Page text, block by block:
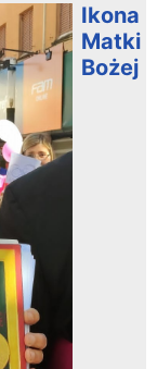
Ikona
Matki
Bożej